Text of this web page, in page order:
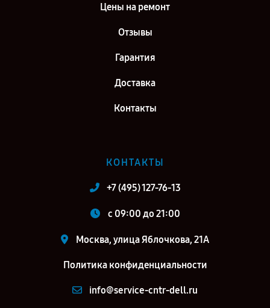
Цены на ремонт
Отзывы
Гарантия
Доставка
Контакты
КОНТАКТЫ
+7 (495) 127-76-13
c 09:00 до 21:00
Москва, улица Яблочкова, 21А
Политика конфиденциальности
info@service-cntr-dell.ru